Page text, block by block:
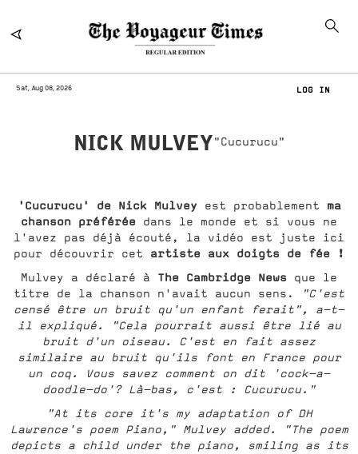
Sat, Aug 08, 2026 LOG IN
NICK MULVEY "Cucurucu"
'Cucurucu' de Nick Mulvey est probablement ma
chanson préférée dans le monde et si vous ne
l'avez pas déjà écouté, la vidéo est juste ici
pour découvrir cet artiste aux doigts de fée !
Mulvey a déclaré à The Cambridge News que le
titre de la chanson n'avait aucun sens.
"C'est
censé être un bruit qu'un enfant ferait", a-t-
il expliqué. "Cela pourrait aussi être lié au
bruit d'un oiseau. C'est en fait assez
similaire au bruit qu'ils font en France pour
un coq. Vous savez comment on dit 'cock-a-
doodle-do'? Là-bas, c'est : Cucurucu."
"At its core it's my adaptation of DH
Lawrence's poem Piano," Mulvey added. "The poem
depicts a child under the piano, smiling as its